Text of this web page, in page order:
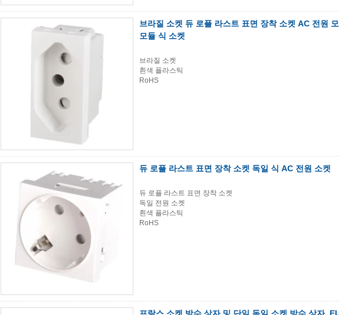
브라질 소켓 듀 로플 라스트 표면 장착 소켓 AC 전원
모듈 식 소켓
브라질 소켓
흰색 플라스틱
RoHS
듀 로플 라스트 표면 장착 소켓 독일 식 AC 전원 소켓
듀 로플 라스트 표면 장착 소켓
독일 전원 소켓
흰색 플라스틱
RoHS